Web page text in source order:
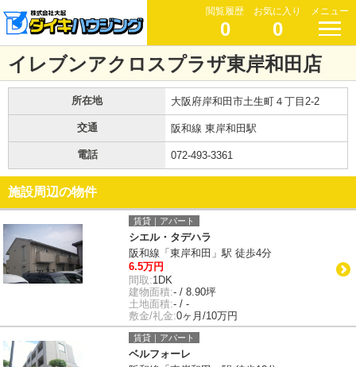
閲覧履歴
0
お気に入り
0
メニュー
イレブンアクロスプラザ東岸和田店
所在地 大阪府岸和田市土生町４丁目2-2
交通 阪和線 東岸和田駅
電話 072-493-3361
施設周辺の物件
賃貸｜アパート
シエル・タデハラ
阪和線「東岸和田」駅 徒歩4分
6.5万円
間取:1DK
建物面積:- / 8.90坪
土地面積:- / -
敷金/礼金:0ヶ月/10万円
賃貸｜アパート
ベルフォーレ